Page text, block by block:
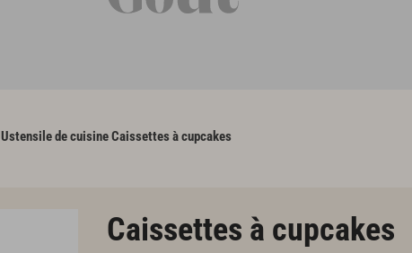
Ustensile de cuisine Caissettes à cupcakes
Caissettes à cupcakes